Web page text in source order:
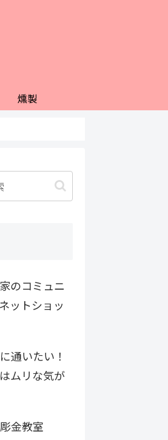
燻製
のコミュニ
ットショッ
通いたい！
ムリな気が
金教室